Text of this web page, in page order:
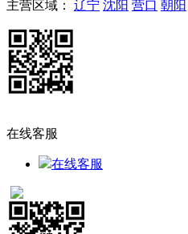
主营区域： 辽宁 沈阳 营口 朝阳
在线客服
在线客服